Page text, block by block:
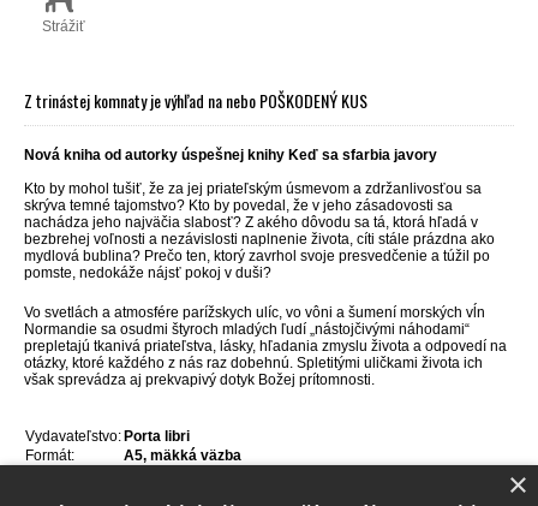
Strážiť
Z trinástej komnaty je výhľad na nebo POŠKODENÝ KUS
Nová kniha od autorky úspešnej knihy Keď sa sfarbia javory
Kto by mohol tušiť, že za jej priateľským úsmevom a zdržanlivosťou sa
skrýva temné tajomstvo? Kto by povedal, že v jeho zásadovosti sa
nachádza jeho najväčia slabosť? Z akého dôvodu sa tá, ktorá hľadá v
bezbrehej voľnosti a nezávislosti naplnenie života, cíti stále prázdna ako
mydlová bublina? Prečo ten, ktorý zavrhol svoje presvedčenie a túžil po
pomste, nedokáže nájsť pokoj v duši?
Vo svetlách a atmosfére parížskych ulíc, vo vôni a šumení morských vĺn
Normandie sa osudmi štyroch mladých ľudí „nástojčivými náhodami“
prepletajú tkanivá priateľstva, lásky, hľadania zmyslu života a odpovedí na
otázky, ktoré každého z nás raz dobehnú. Spletitými uličkami života ich
však sprevádza aj prekvapivý dotyk Božej prítomnosti.
Vydavateľstvo: Porta libri
Formát:
A5, mäkká väzba
×